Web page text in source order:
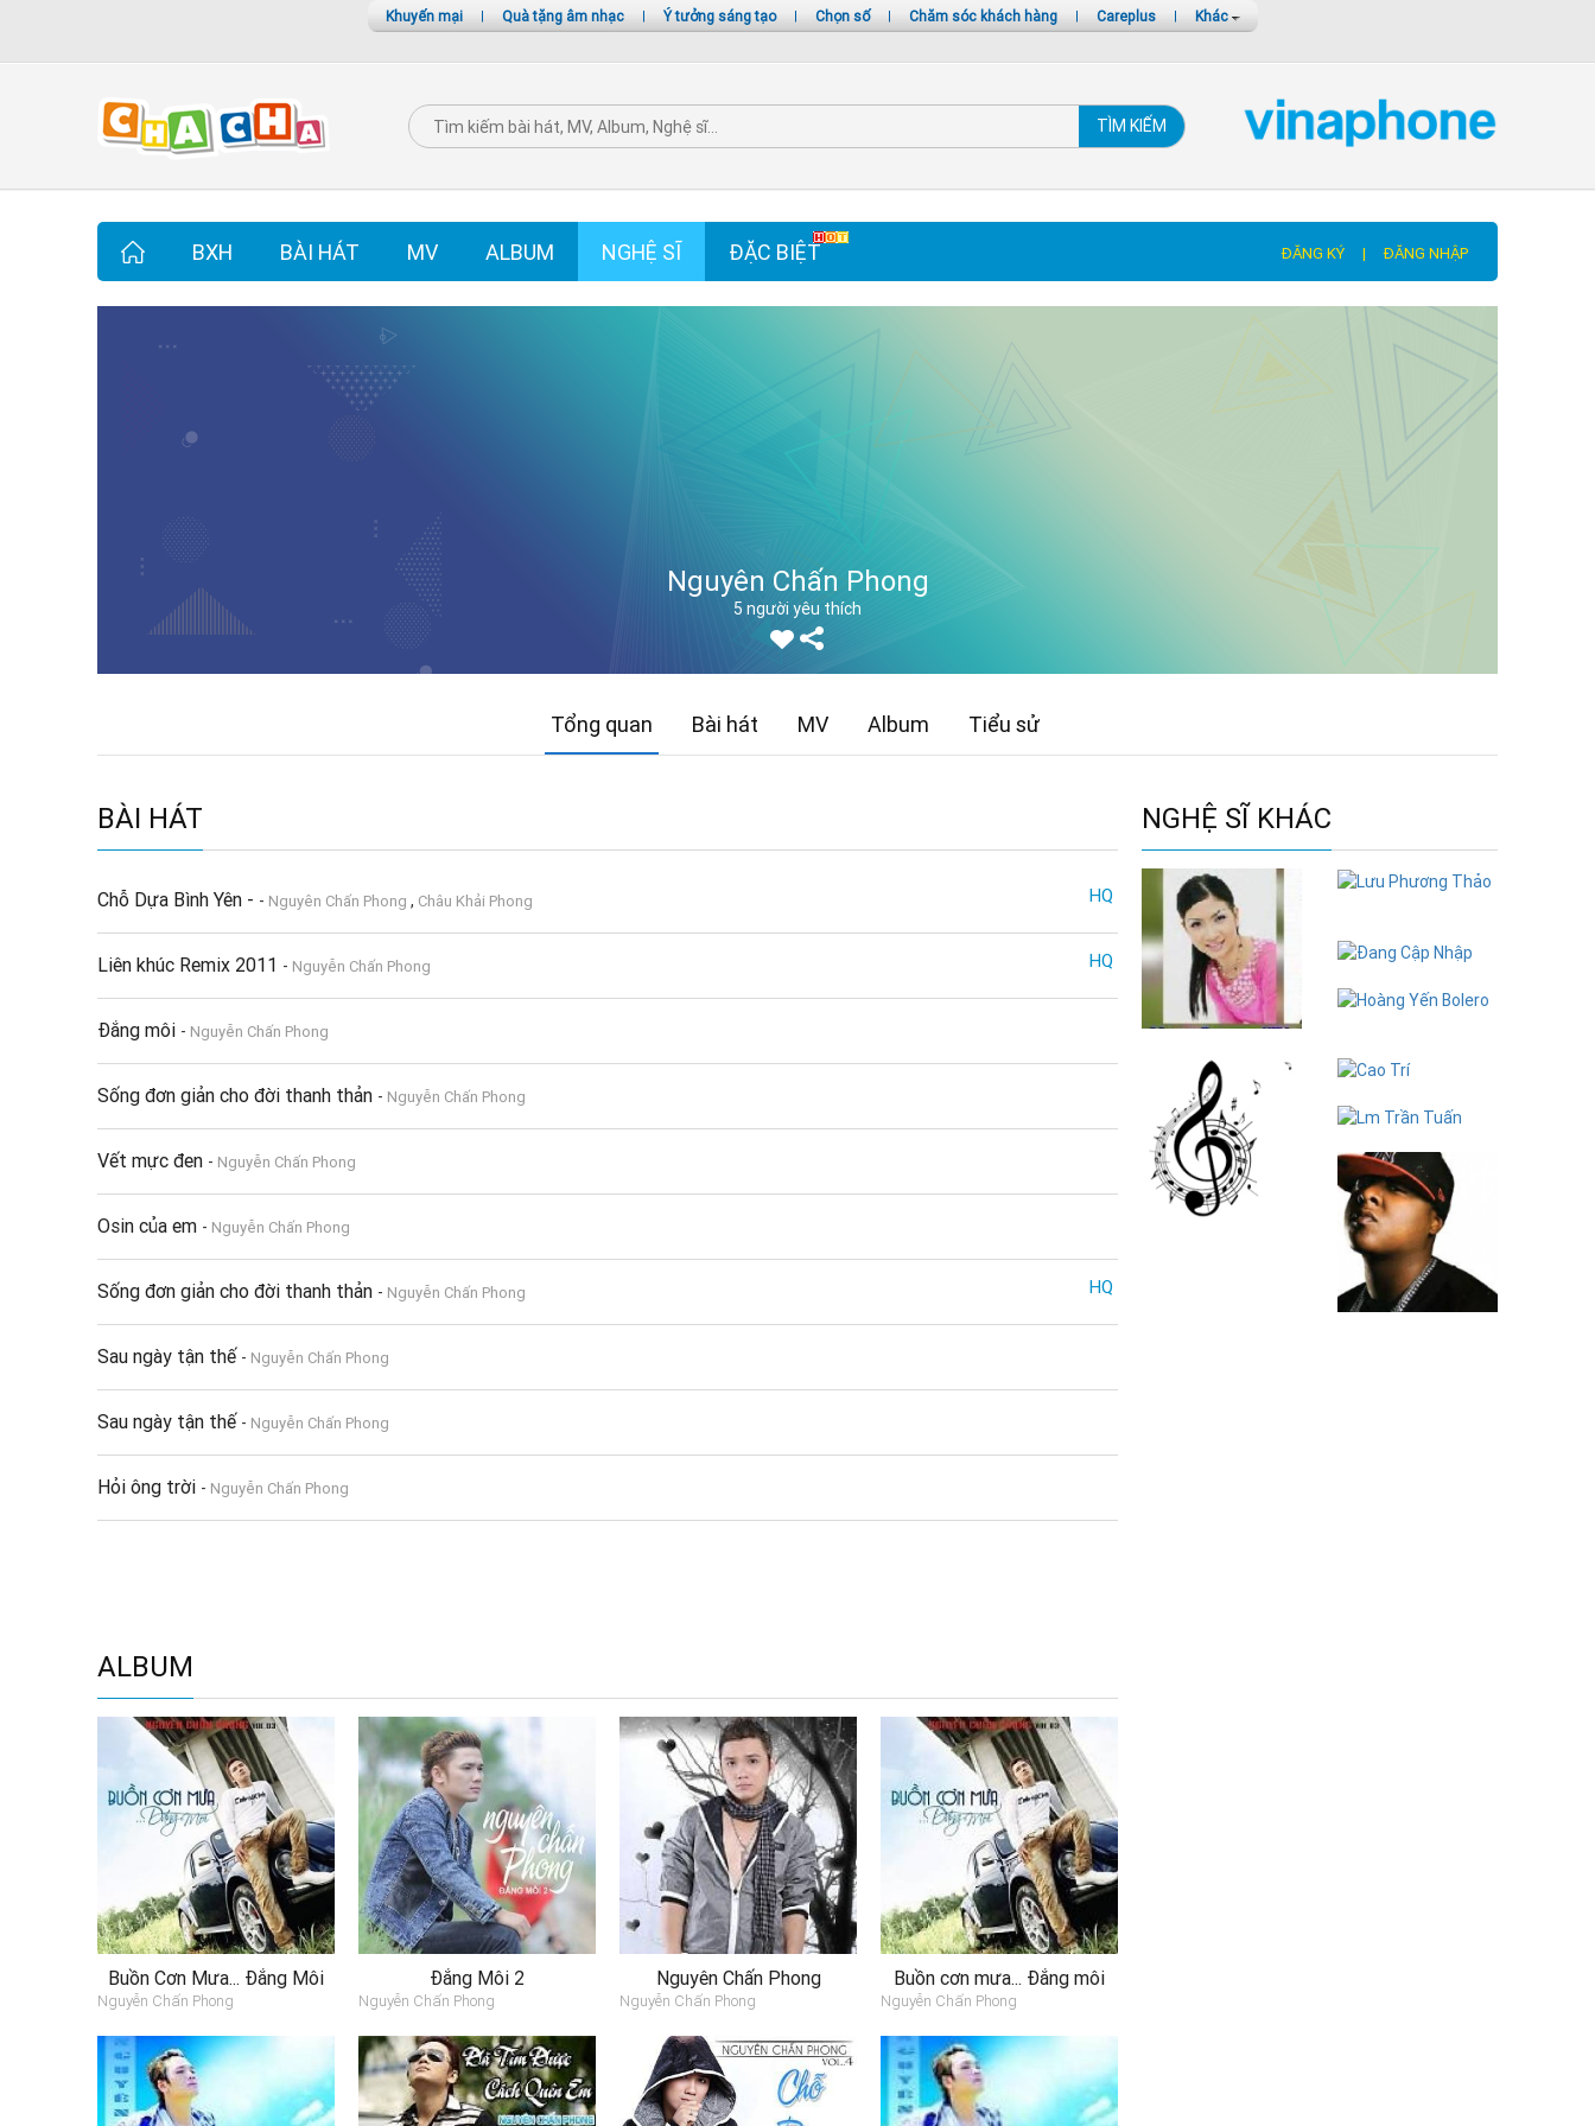
Khuyến mại | Quà tặng âm nhạc | Ý tưởng sáng tạo | Chọn số | Chăm sóc khách hàng | Careplus | Khác
TÌM KIẾM
BXH BÀI HÁT MV ALBUM NGHỆ SĨ ĐẶC BIỆT ĐĂNG KÝ | ĐĂNG NHẬP
Nguyên Chấn Phong
5 người yêu thích
Tổng quan Bài hát MV Album Tiểu sử
BÀI HÁT
Chỗ Dựa Bình Yên - - Nguyên Chấn Phong , Châu Khải Phong HQ
Liên khúc Remix 2011 - Nguyễn Chấn Phong HQ
Đắng môi - Nguyễn Chấn Phong
Sống đơn giản cho đời thanh thản - Nguyễn Chấn Phong
Vết mực đen - Nguyễn Chấn Phong
Osin của em - Nguyễn Chấn Phong
Sống đơn giản cho đời thanh thản - Nguyễn Chấn Phong HQ
Sau ngày tận thế - Nguyễn Chấn Phong
Sau ngày tận thế - Nguyễn Chấn Phong
Hỏi ông trời - Nguyễn Chấn Phong
ALBUM
Buồn Cơn Mưa... Đắng Môi
Nguyễn Chấn Phong
Đắng Môi 2
Nguyễn Chấn Phong
Nguyên Chấn Phong
Nguyễn Chấn Phong
Buồn cơn mưa... Đắng môi
Nguyễn Chấn Phong
NGHỆ SĨ KHÁC